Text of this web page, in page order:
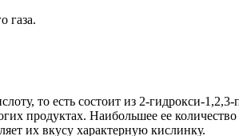
газа.
то есть состоит из 2-гидрокси-
продуктах. Наибольшее ее
их вкусу характерную кислинку.